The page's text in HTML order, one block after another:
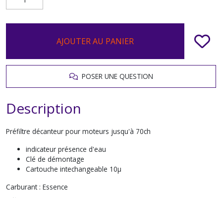
AJOUTER AU PANIER
POSER UNE QUESTION
Description
Préfiltre décanteur pour moteurs jusqu'à 70ch
indicateur présence d'eau
Clé de démontage
Cartouche intechangeable 10µ
Carburant : Essence